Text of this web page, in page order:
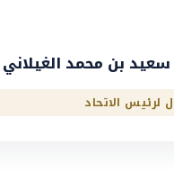
بن محمد الغيلاني
لرئيس الاتحاد